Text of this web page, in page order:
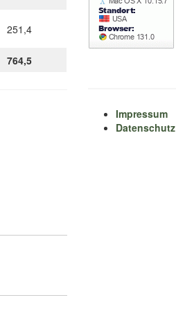
251,4
764,5
Impressum
Datenschutz